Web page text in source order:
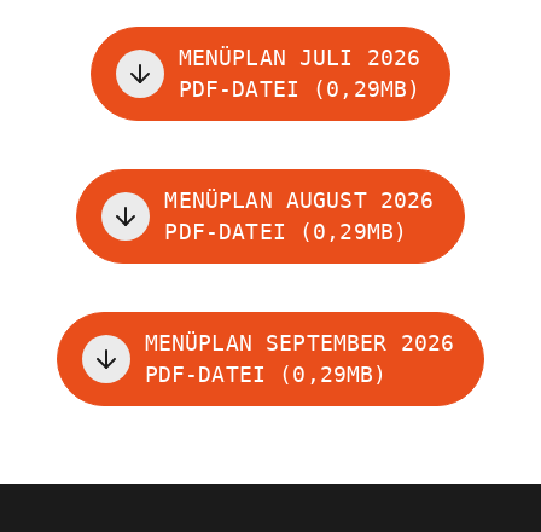
MENÜPLAN JULI 2026
PDF-DATEI (0,29MB)
MENÜPLAN AUGUST 2026
PDF-DATEI (0,29MB)
MENÜPLAN SEPTEMBER 2026
PDF-DATEI (0,29MB)